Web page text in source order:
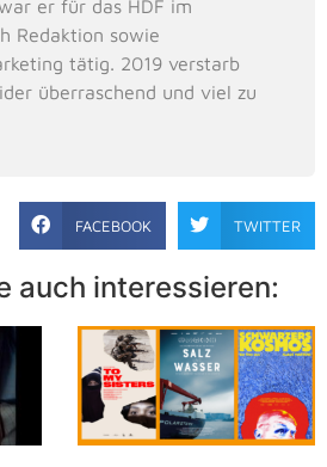
er für das HDF im
Redaktion sowie
tätig. 2019 verstarb
überraschend und viel zu
FACEBOOK TWITTER
auch interessieren: